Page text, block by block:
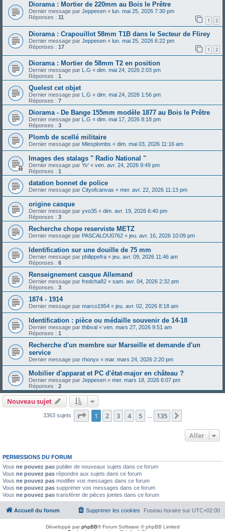
Diorama : Mortier de 220mm au Bois le Prêtre
Dernier message par Jeppesen « lun. mai 25, 2026 7:30 pm
Réponses : 11 1 2
Diorama : Crapouillot 58mm T1B dans le Secteur de Flirey
Dernier message par Jeppesen « lun. mai 25, 2026 6:22 pm
Réponses : 17 1 2
Diorama : Mortier de 58mm T2 en position
Dernier message par L.G « dim. mai 24, 2026 2:03 pm
Réponses : 1
Quelest cet objet
Dernier message par L.G « dim. mai 24, 2026 1:56 pm
Réponses : 7
Diorama - De Bange 155mm modèle 1877 au Bois le Prêtre
Dernier message par L.G « dim. mai 17, 2026 8:18 pm
Réponses : 3
Plomb de scellé militaire
Dernier message par Mlesplombs « dim. mai 03, 2026 11:16 am
Images des stalags " Radio National "
Dernier message par Yv' « ven. avr. 24, 2026 9:49 pm
Réponses : 1
datation bonnet de police
Dernier message par Cityofcanvas « mer. avr. 22, 2026 11:13 pm
origine casque
Dernier message par yvo35 « dim. avr. 19, 2026 6:40 pm
Réponses : 3
Recherche chope reserviste METZ
Dernier message par PASCALOU0762 « jeu. avr. 16, 2026 10:09 pm
Identification sur une douille de 75 mm
Dernier message par philippefra « jeu. avr. 09, 2026 11:46 am
Réponses : 6
Renseignement casque Allemand
Dernier message par fredcha82 « sam. avr. 04, 2026 2:32 pm
Réponses : 3
1874 - 1914
Dernier message par marco1954 « jeu. avr. 02, 2026 8:18 am
Identification : pièce ou médaille souvenir de 14-18
Dernier message par thibval « ven. mars 27, 2026 9:51 am
Réponses : 1
Recherche d'un membre sur Marseille et demande d'un
service
Dernier message par rhonyx « mar. mars 24, 2026 2:20 pm
Mobilier d'apparat et PC d'état-major en château ?
Dernier message par Jeppesen « mer. mars 18, 2026 6:07 pm
Réponses : 2
Nouveau sujet
3363 sujets Page 1sur135
1 2 3 4 5 … 135
Aller
PERMISSIONS DU FORUM
Vous ne pouvez pas publier de nouveaux sujets dans ce forum
Vous ne pouvez pas répondre aux sujets dans ce forum
Vous ne pouvez pas modifier vos messages dans ce forum
Vous ne pouvez pas supprimer vos messages dans ce forum
Vous ne pouvez pas transférer de pièces jointes dans ce forum
Accueil du forum Fuseau horaire sur UTC+02:00
Supprimer les cookies
Développé parphpBB® Forum Software © phpBB Limited